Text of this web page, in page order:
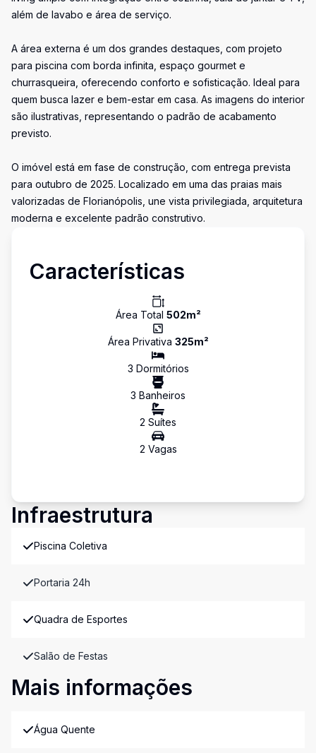
além de lavabo e área de serviço.
A área externa é um dos grandes destaques, com projeto
para piscina com borda infinita, espaço gourmet e
churrasqueira, oferecendo conforto e sofisticação. Ideal para
quem busca lazer e bem-estar em casa. As imagens do interior
são ilustrativas, representando o padrão de acabamento
previsto.
O imóvel está em fase de construção, com entrega prevista
para outubro de 2025. Localizado em uma das praias mais
valorizadas de Florianópolis, une vista privilegiada, arquitetura
moderna e excelente padrão construtivo.
Características
Área Total 502m²
Área Privativa 325m²
3 Dormitórios
3 Banheiros
2 Suítes
2 Vagas
Infraestrutura
Piscina Coletiva
Portaria 24h
Quadra de Esportes
Salão de Festas
Mais informações
Água Quente